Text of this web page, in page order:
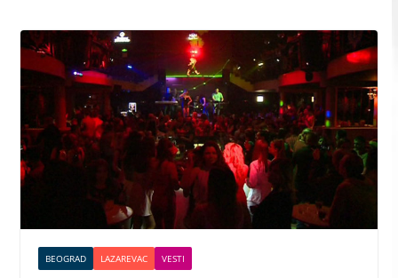
BEOGRAD LAZAREVAC VESTI